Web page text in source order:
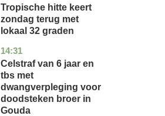
Tropische hitte keert
zondag terug met
lokaal 32 graden
14:31
zuid-
holland
nieuws
Celstraf van 6 jaar en
tbs met
dwangverpleging voor
doodsteken broer in
Gouda